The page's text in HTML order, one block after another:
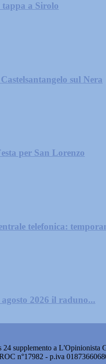
a Sirolo
sul Nera
per San Lorenzo
telefonica:
2026 il raduno...
supplemento a L'Opinionista
n°17982 - p.iva